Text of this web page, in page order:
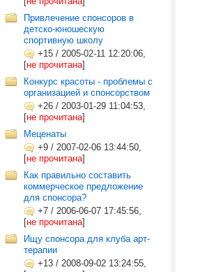
Привлечение спонсоров в
детско-юношескую
спортивную школу
+15 / 2005-02-11 12:20:06,
[не прочитана]
Конкурс красоты - проблемы с
организацией и спонсорством
+26 / 2003-01-29 11:04:53,
[не прочитана]
Меценаты
+9 / 2007-02-06 13:44:50,
[не прочитана]
Как правильно составить
коммерческое предложение
для спонсора?
+7 / 2006-06-07 17:45:56,
[не прочитана]
Ищу спонсора для клуба арт-
терапии
+13 / 2008-09-02 13:24:55,